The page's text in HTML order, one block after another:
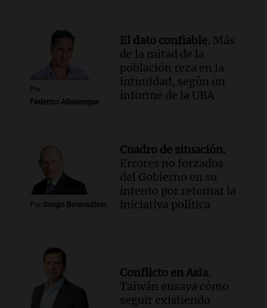
fallecimiento de un docente
Panorama Federal
Episodios
Por
Federico Albarenque
El dato confiable. Más
de la mitad de la
población reza en la
intimidad, según un
informe de la UBA
Por Sergio Berensztein
Cuadro de situación.
Errores no forzados
del Gobierno en su
intento por retomar la
iniciativa política
Conflicto en Asia.
Taiwán ensaya cómo
seguir existiendo